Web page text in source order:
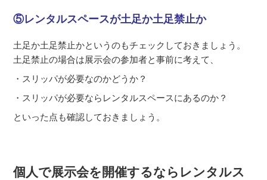
⑤レンタルスペースが土足か土足禁止か
土足か土足禁止かというのもチェックしておきましょう。
土足禁止の場合は展示会の参加者と事前に考えて、
・スリッパが必要なのかどうか？
・スリッパが必要ならレンタルスペースにあるのか？
といった点も確認しておきましょう。
個人で展示会を開催するならレンタルス